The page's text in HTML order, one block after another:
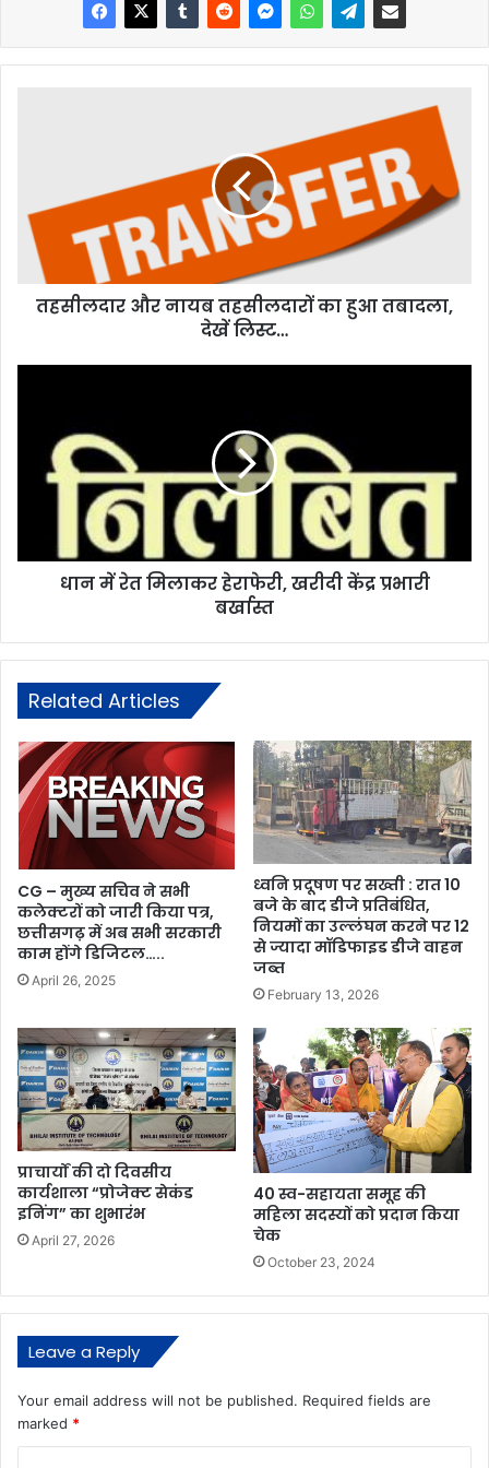
तहसीलदार और नायब तहसीलदारों का हुआ तबादला,
देखें लिस्ट…
धान में रेत मिलाकर हेराफेरी, खरीदी केंद्र प्रभारी
बर्खास्त
Related Articles
CG – मुख्य सचिव ने सभी
कलेक्टरों को जारी किया पत्र,
छत्तीसगढ़ में अब सभी सरकारी
काम होंगे डिजिटल…..
April 26, 2025
ध्वनि प्रदूषण पर सख्ती : रात 10
बजे के बाद डीजे प्रतिबंधित,
नियमों का उल्लंघन करने पर 12
से ज्यादा मॉडिफाइड डीजे वाहन
जब्त
February 13, 2026
प्राचार्यों की दो दिवसीय
कार्यशाला “प्रोजेक्ट सेकंड
इनिंग” का शुभारंभ
April 27, 2026
40 स्व-सहायता समूह की
महिला सदस्यों को प्रदान किया
चेक
October 23, 2024
Leave a Reply
Your email address will not be published. Required fields are
marked *